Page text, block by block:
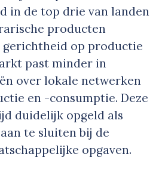
in de top drie van landen
producten
gerichtheid op productie
past minder in
over lokale netwerken
en -consumptie. Deze
duidelijk opgeld als
te sluiten bij de
opgaven.